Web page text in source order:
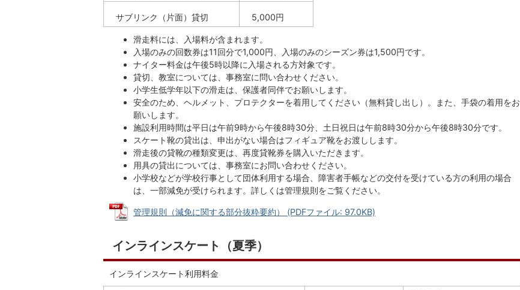
サブリンク（片面）貸切 5,000円
滑走料には、入場料が含まれます。
入場のみの回数券は11回分で1,000円、入場のみのシーズン券は1,500円です。
ナイター料金は午後5時以降に入場される方対象です。
貸切、教室については、事務室に問い合わせください。
小学生低学年以下の滑走は、保護者同伴でお願いします。
安全のため、ヘルメット、プロテクターを着用してください（無料貸し出し）。また、手袋の着用をお
願いします。
施設利用時間は平日は午前9時から午後8時30分、土日祝日は午前8時30分から午後8時30分です。
スケート靴の貸出は、申出がない場合はフィギュア靴をお渡しします。
滑走後の貸靴の種類変更は、再度貸靴券を購入いただきます。
用具の貸出については、事務室にお問い合わせください。
小学校などが学校行事として団体利用する場合、障害者手帳などの交付を受けている方の利用の場合
は、一部減免が受けられます。詳しくは管理規則をご覧ください。
管理規則（減免に関する部分抜粋要約） (PDFファイル: 97.0KB)
インラインスケート（夏季）
インラインスケート利用料金